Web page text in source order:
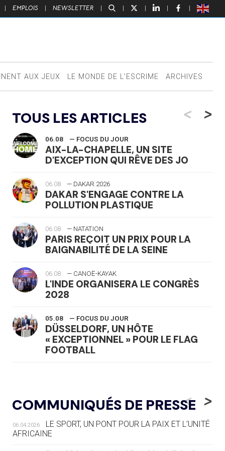
| EMPLOIS | NEWSLETTER | | | | |
AUX JEUX LE MONDE DE L’ESCRIME ARCHIVES
TOUS LES ARTICLES <
06.08 — FOCUS DU JOUR
AIX-LA-CHAPELLE, UN SITE
D'EXCEPTION QUI RÊVE DES JO
06.08 — DAKAR 2026
DAKAR S'ENGAGE CONTRE LA
POLLUTION PLASTIQUE
06.08 — NATATION
PARIS REÇOIT UN PRIX POUR LA
BAIGNABILITÉ DE LA SEINE
06.08 — CANOË-KAYAK
L'INDE ORGANISERA LE CONGRÈS
2028
05.08 — FOCUS DU JOUR
DÜSSELDORF, UN HÔTE
« EXCEPTIONNEL » POUR LE FLAG
FOOTBALL
LE RÊVE DE VOIR LA LUGE ALPINE
AUX JO « N'EST PAS FINI »
05.08 — TIR À L'ARC
DES MONDIAUX À BRISBANE SUR LA
>
COMMUNIQUÉS DE PRESSE
<
06.04.2026
LE SPORT, UN PONT POUR LA PAIX ET L’UNITÉ
AFRICAINE
>